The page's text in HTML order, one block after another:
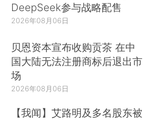
DeepSeek参与战略配售
2026年08月06日
贝恩资本宣布收购贡茶 在中
国大陆无法注册商标后退出市
场
2026年08月06日
【我闻】艾路明及多名股东被